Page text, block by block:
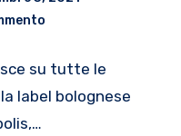
su tutte le
label bolognese